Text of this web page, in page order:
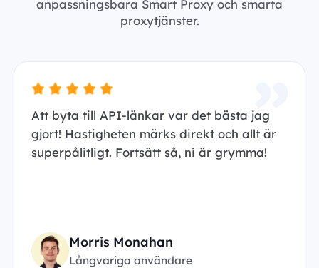
anpassningsbara Smart Proxy och smarta
proxytjänster.
Att byta till API-länkar var det bästa jag
gjort! Hastigheten märks direkt och allt är
superpålitligt. Fortsätt så, ni är grymma!
Morris Monahan
Långvariga användare